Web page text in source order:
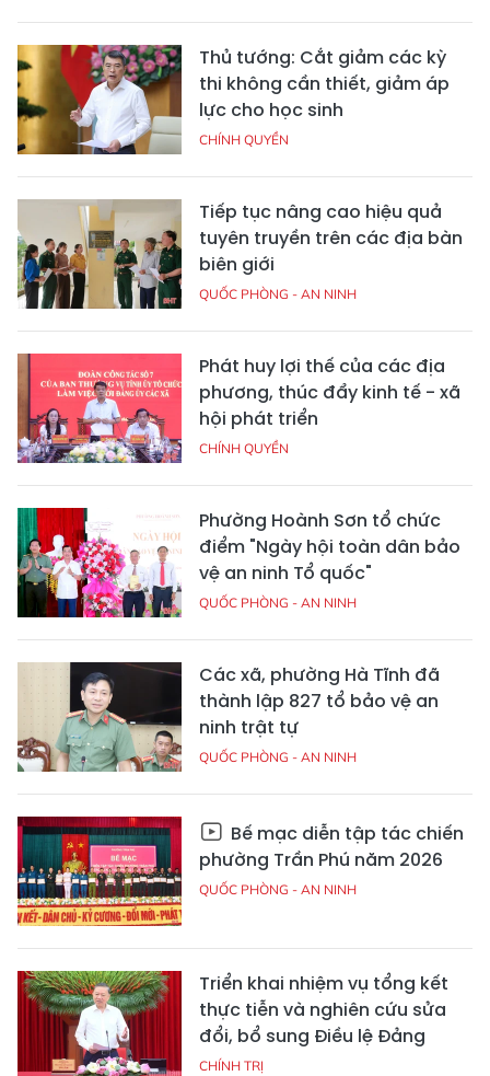
Thủ tướng: Cắt giảm các kỳ
thi không cần thiết, giảm áp
lực cho học sinh
CHÍNH QUYỀN
Tiếp tục nâng cao hiệu quả
tuyên truyền trên các địa bàn
biên giới
QUỐC PHÒNG - AN NINH
Phát huy lợi thế của các địa
phương, thúc đẩy kinh tế - xã
hội phát triển
CHÍNH QUYỀN
Phường Hoành Sơn tổ chức
điểm "Ngày hội toàn dân bảo
vệ an ninh Tổ quốc"
QUỐC PHÒNG - AN NINH
Các xã, phường Hà Tĩnh đã
thành lập 827 tổ bảo vệ an
ninh trật tự
QUỐC PHÒNG - AN NINH
Bế mạc diễn tập tác chiến
phường Trần Phú năm 2026
QUỐC PHÒNG - AN NINH
Triển khai nhiệm vụ tổng kết
thực tiễn và nghiên cứu sửa
đổi, bổ sung Điều lệ Đảng
CHÍNH TRỊ